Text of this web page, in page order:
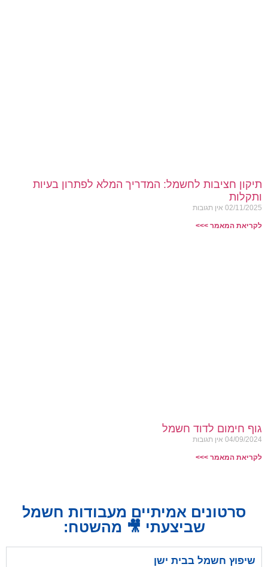
תיקון חציבות לחשמל: המדריך המלא לפתרון בעיות
ותקלות
02/11/2025 אין תגובות
לקריאת המאמר >>>
גוף חימום לדוד חשמל
04/09/2024 אין תגובות
לקריאת המאמר >>>
סרטונים אמיתיים מעבודות חשמל
שביצעתי 🎥 מהשטח:
שיפוץ חשמל בבית ישן